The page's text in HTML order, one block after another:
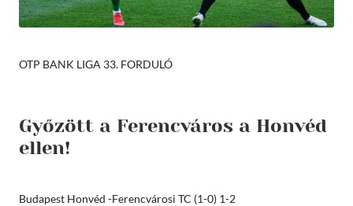
OTP BANK LIGA 33. FORDULÓ
Győzött a Ferencváros a Honvéd
ellen!
Budapest Honvéd -Ferencvárosi TC (1-0) 1-2